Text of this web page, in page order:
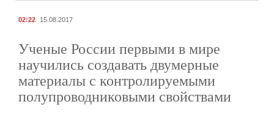
02:22 15.08.2017
Ученые России первыми в мире
научились создавать двумерные
материалы с контролируемыми
полупроводниковыми свойствами